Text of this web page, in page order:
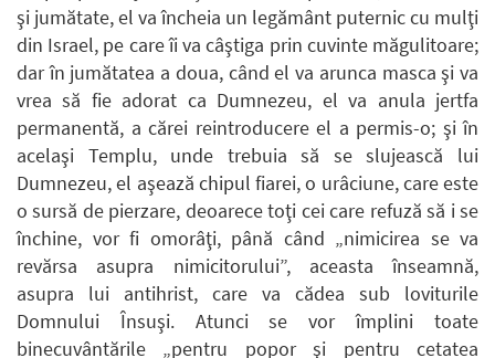
şi jumătate, el va încheia un legământ puternic cu mulţi
din Israel, pe care îi va câştiga prin cuvinte măgulitoare;
dar în jumătatea a doua, când el va arunca masca şi va
vrea să fie adorat ca Dumnezeu, el va anula jertfa
permanentă, a cărei reintroducere el a permis-o; şi în
acelaşi Templu, unde trebuia să se slujească lui
Dumnezeu, el aşează chipul fiarei, o urâciune, care este
o sursă de pierzare, deoarece toţi cei care refuză să i se
închine, vor fi omorâţi, până când „nimicirea se va
revărsa asupra nimicitorului”, aceasta înseamnă,
asupra lui antihrist, care va cădea sub loviturile
Domnului Însuşi. Atunci se vor împlini toate
binecuvântările „pentru popor şi pentru cetatea